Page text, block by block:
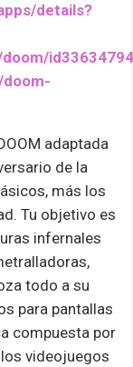
details?
adaptada
de la
más los
Tu objetivo es
infernales
todo a su
para pantallas
compuesta por
videojuegos